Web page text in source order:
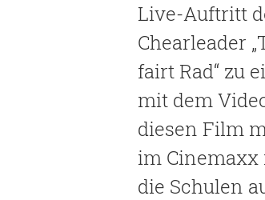
Live-Auftritt
Chearleader
fairt Rad“ zu
mit dem
diesen Film
im Cinemaxx
die Schulen